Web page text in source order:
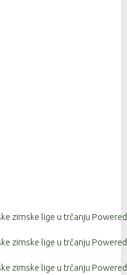
zimske lige u trčanju
zimske lige u trčanju
zimske lige u trčanju